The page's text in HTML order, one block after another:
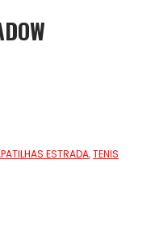
ESTRADA,TENIS